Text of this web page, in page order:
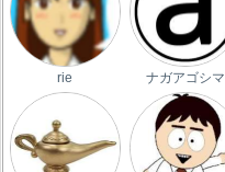
rie ナガアゴシマ